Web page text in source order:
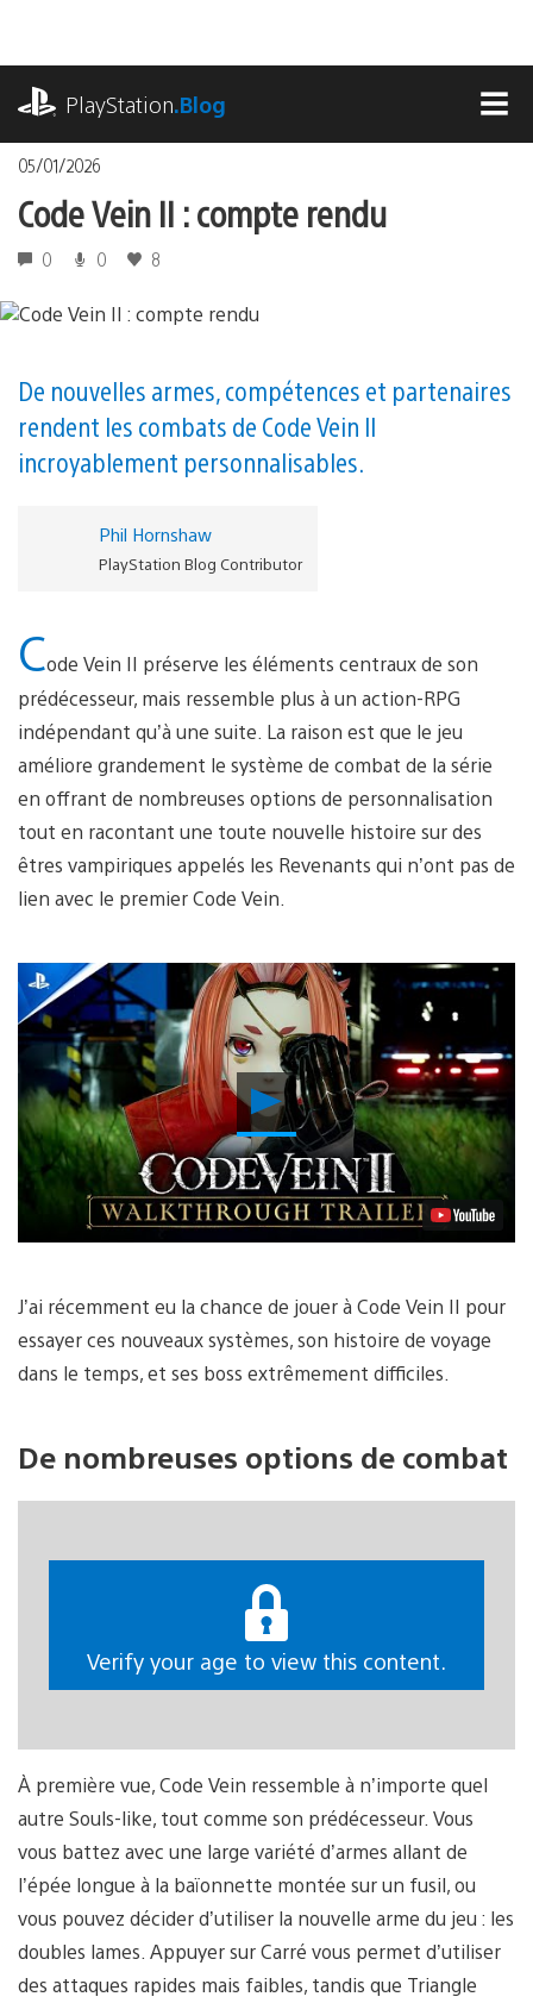
contenu
PlayStation.Blog
05/01/2026
Code Vein II : compte rendu
0 0 8
De nouvelles armes, compétences et partenaires
rendent les combats de Code Vein II
incroyablement personnalisables.
Phil Hornshaw
PlayStation Blog Contributor
Code Vein II préserve les éléments centraux de son
prédécesseur, mais ressemble plus à un action-RPG
indépendant qu’à une suite. La raison est que le jeu
améliore grandement le système de combat de la série
en offrant de nombreuses options de personnalisation
tout en racontant une toute nouvelle histoire sur des
êtres vampiriques appelés les Revenants qui n’ont pas de
lien avec le premier Code Vein.
Lancer
la
vidéo
J’ai récemment eu la chance de jouer à Code Vein II pour
essayer ces nouveaux systèmes, son histoire de voyage
dans le temps, et ses boss extrêmement difficiles.
De nombreuses options de combat
Verify your age to view this content.
À première vue, Code Vein ressemble à n’importe quel
autre Souls-like, tout comme son prédécesseur. Vous
vous battez avec une large variété d’armes allant de
l’épée longue à la baïonnette montée sur un fusil, ou
vous pouvez décider d’utiliser la nouvelle arme du jeu : les
doubles lames. Appuyer sur Carré vous permet d’utiliser
des attaques rapides mais faibles, tandis que Triangle